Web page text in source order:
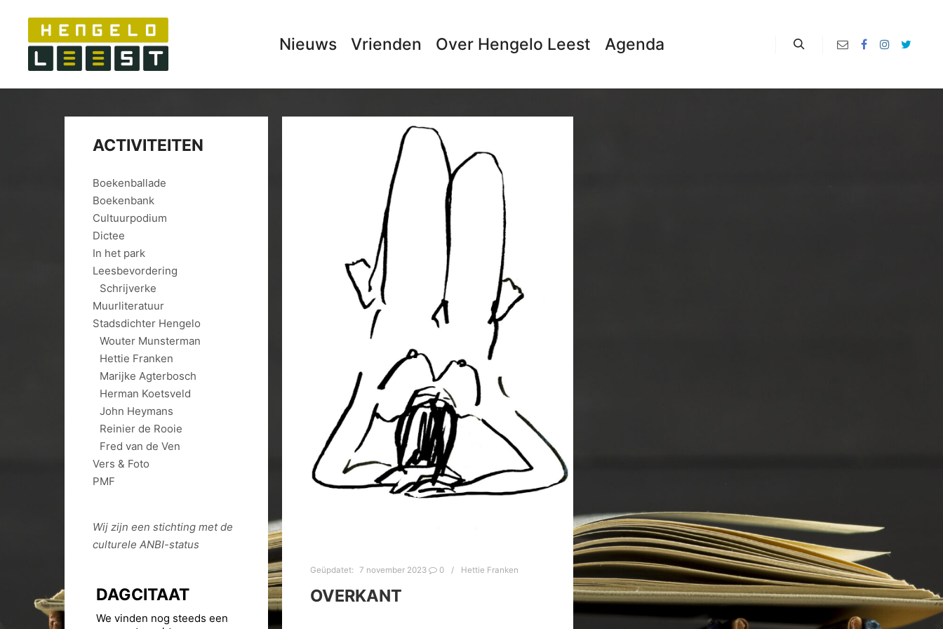
Nieuws Vrienden Over Hengelo Leest Agenda
Geüpdatet: 7 november 2023 0 Hettie Franken
OVERKANT
ACTIVITEITEN
Boekenballade
Boekenbank
Cultuurpodium
Dictee
In het park
Leesbevordering
Schrijverke
Muurliteratuur
Stadsdichter Hengelo
Wouter Munsterman
Hettie Franken
Marijke Agterbosch
Herman Koetsveld
John Heymans
Reinier de Rooie
Fred van de Ven
Vers & Foto
PMF
Wij zijn een stichting met de
culturele ANBI-status
DAGCITAAT
We vinden nog steeds een